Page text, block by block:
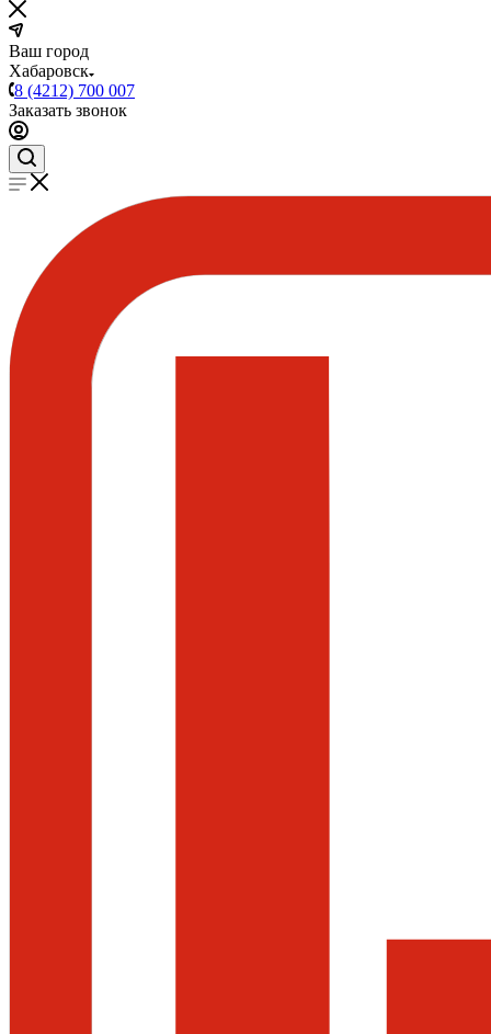
Ваш город
Хабаровск
8 (4212) 700 007
Заказать звонок